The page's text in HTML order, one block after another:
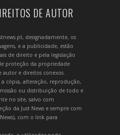
DE AUTOR
designadamente, os
e a publicidade, estão
de direito e pela legislação
proteção da propriedade
e direitos conexos.
cópia, alteração, reprodução,
ou distribuição de todo e
no site, salvo com
da Just News e sempre com
com o link para